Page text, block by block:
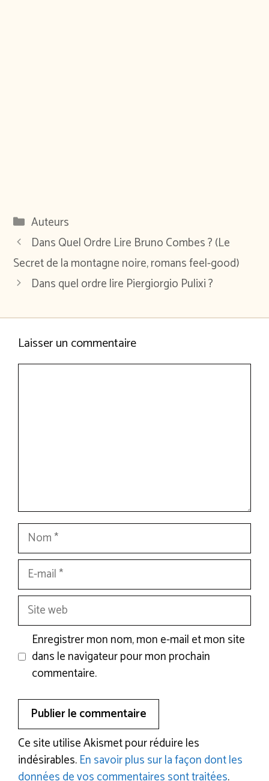
Catégories
Auteurs
Dans Quel Ordre Lire Bruno Combes ? (Le
Secret de la montagne noire, romans feel-good)
Dans quel ordre lire Piergiorgio Pulixi ?
Laisser un commentaire
Nom
mail
Site
web
Enregistrer mon nom, mon e-mail et mon site
dans le navigateur pour mon prochain
commentaire.
Ce site utilise Akismet pour réduire les
indésirables.En savoir plus sur la façon dont les
données de vos commentaires sont traitées.